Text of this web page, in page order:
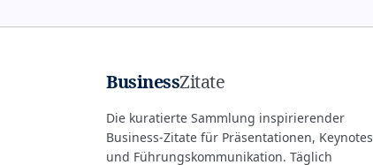
BusinessZitate
Die kuratierte Sammlung inspirierender
Business-Zitate für Präsentationen, Keynotes
und Führungskommunikation. Täglich